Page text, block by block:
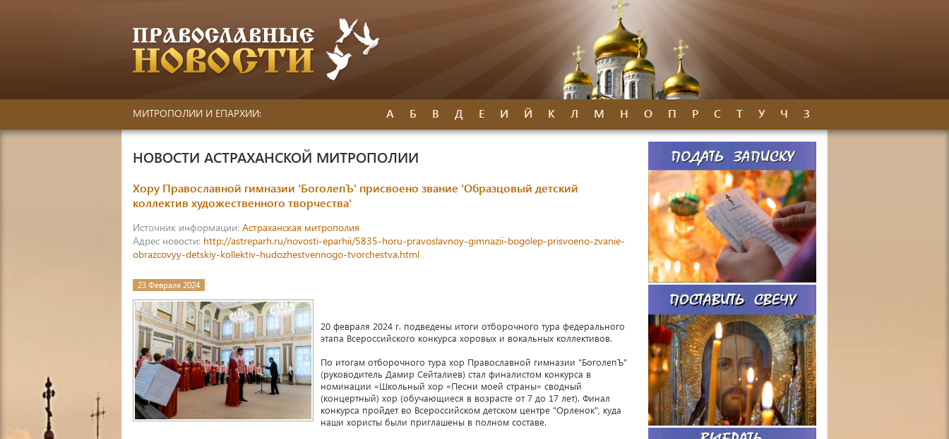
МИТРОПОЛИИ И ЕПАРХИИ: А Б В Д Е И Й К Л М Н О П Р С Т У Ч З
НОВОСТИ АСТРАХАНСКОЙ МИТРОПОЛИИ
Хору Православной гимназии 'БоголепЪ' присвоено звание 'Образцовый детский
коллектив художественного творчества'
Источник информации: Астраханская митрополия
Адрес новости: http://astreparh.ru/novosti-eparhii/5835-horu-pravoslavnoy-gimnazii-bogolep-prisvoeno-zvanie-
obrazcovyy-detskiy-kollektiv-hudozhestvennogo-tvorchestva.html
23 Февраля 2024
20 февраля 2024 г. подведены итоги отборочного тура федерального
этапа Всероссийского конкурса хоровых и вокальных коллективов.
По итогам отборочного тура хор Православной гимназии "БоголепЪ"
(руководитель Дамир Сейталиев) стал финалистом конкурса в
номинации «Школьный хор «Песни моей страны» сводный
(концертный) хор (обучающиеся в возрасте от 7 до 17 лет). Финал
конкурса пройдет во Всероссийском детском центре "Орленок", куда
наши хористы были приглашены в полном составе.